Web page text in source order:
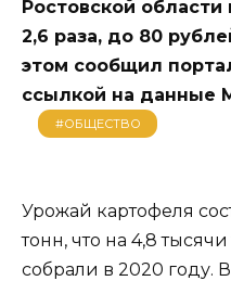
Ростовской
2,6 раза, до 80
этом сообщил
ссылкой на данные
#ОБЩЕСТВО
Урожай картофеля
тонн, что на 4,8
собрали в 2020 году.